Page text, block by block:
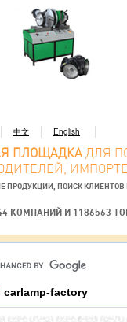
中文 English
ПЛОЩАДКА ДЛЯ
ПРОДУКЦИИ, ПОИСК КЛИЕНТОВ
КОМПАНИЙ И 1186563
carlamp-factory